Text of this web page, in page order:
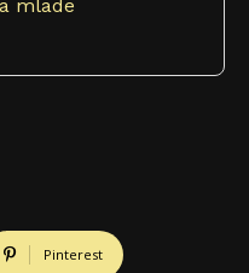
mlade
Pinterest